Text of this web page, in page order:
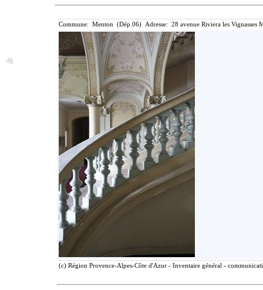
Commune: Menton (Dép.06) Adresse: 28 avenue Riviera les
(c) Région Provence-Alpes-Côte d'Azur - Inventaire général -